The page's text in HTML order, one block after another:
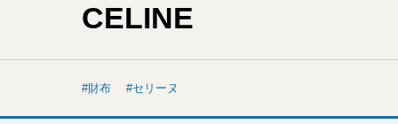
CELINE
財布 セリーヌ